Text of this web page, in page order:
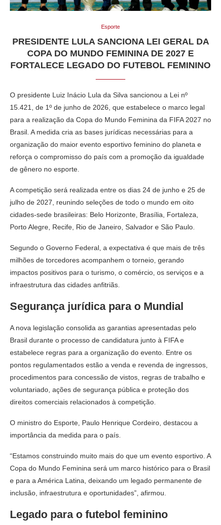
Esporte
PRESIDENTE LULA SANCIONA LEI GERAL DA
COPA DO MUNDO FEMININA DE 2027 E
FORTALECE LEGADO DO FUTEBOL FEMININO
O presidente Luiz Inácio Lula da Silva sancionou a Lei nº
15.421, de 1º de junho de 2026, que estabelece o marco legal
para a realização da Copa do Mundo Feminina da FIFA 2027 no
Brasil. A medida cria as bases jurídicas necessárias para a
organização do maior evento esportivo feminino do planeta e
reforça o compromisso do país com a promoção da igualdade
de gênero no esporte.
A competição será realizada entre os dias 24 de junho e 25 de
julho de 2027, reunindo seleções de todo o mundo em oito
cidades-sede brasileiras: Belo Horizonte, Brasília, Fortaleza,
Porto Alegre, Recife, Rio de Janeiro, Salvador e São Paulo.
Segundo o Governo Federal, a expectativa é que mais de três
milhões de torcedores acompanhem o torneio, gerando
impactos positivos para o turismo, o comércio, os serviços e a
infraestrutura das cidades anfitriãs.
Segurança jurídica para o Mundial
A nova legislação consolida as garantias apresentadas pelo
Brasil durante o processo de candidatura junto à FIFA e
estabelece regras para a organização do evento. Entre os
pontos regulamentados estão a venda e revenda de ingressos,
procedimentos para concessão de vistos, regras de trabalho e
voluntariado, ações de segurança pública e proteção dos
direitos comerciais relacionados à competição.
O ministro do Esporte, Paulo Henrique Cordeiro, destacou a
importância da medida para o país.
“Estamos construindo muito mais do que um evento esportivo. A
Copa do Mundo Feminina será um marco histórico para o Brasil
e para a América Latina, deixando um legado permanente de
inclusão, infraestrutura e oportunidades”, afirmou.
Legado para o futebol feminino